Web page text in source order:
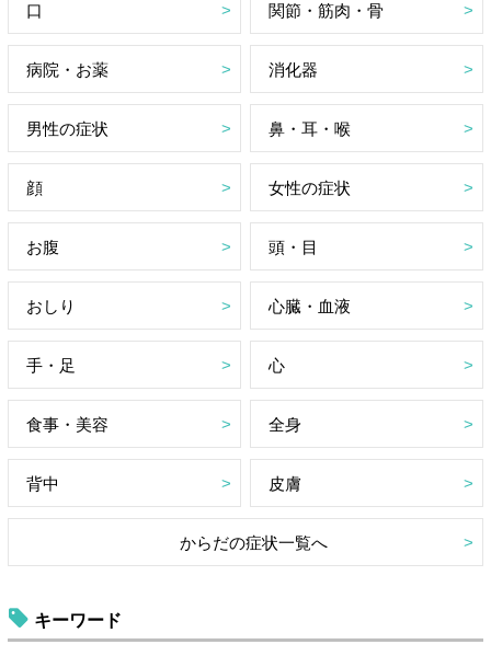
口 関節・筋肉・骨
病院・お薬 消化器
男性の症状 鼻・耳・喉
顔 女性の症状
お腹 頭・目
おしり 心臓・血液
手・足 心
食事・美容 全身
背中 皮膚
からだの症状一覧へ
キーワード